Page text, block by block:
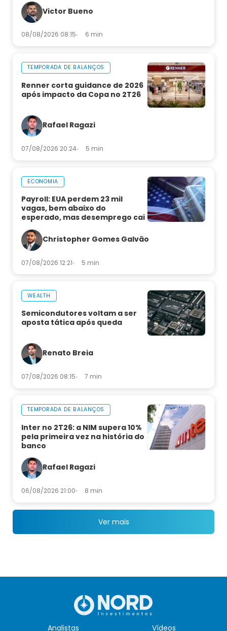
Victor Bueno
08/08/2026 08:15 6 min
TEMPORADA DE BALANÇOS
Renner corta guidance de 2026
após impacto da Copa no 2T26
Rafael Ragazi
07/08/2026 20:24 5 min
ECONOMIA
Payroll: EUA perdem 23 mil
vagas, bem abaixo do
esperado, mas desemprego cai
Christopher Gomes Galvão
07/08/2026 12:21 5 min
WEALTH
Semicondutores voltam a ser
aposta tática após queda
Renato Breia
07/08/2026 08:15 7 min
TEMPORADA DE BALANÇOS
Inter no 2T26: a NIM supera 10%
pela primeira vez na história do
banco
Rafael Ragazi
06/08/2026 21:00 8 min
Ver mais
Analistas Vídeos